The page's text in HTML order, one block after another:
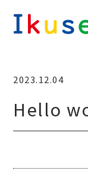
2023.12.04
Hello